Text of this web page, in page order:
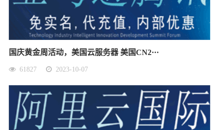
国庆黄金周活动，美国云服务器 美国CN2···
61827 2023-10-07